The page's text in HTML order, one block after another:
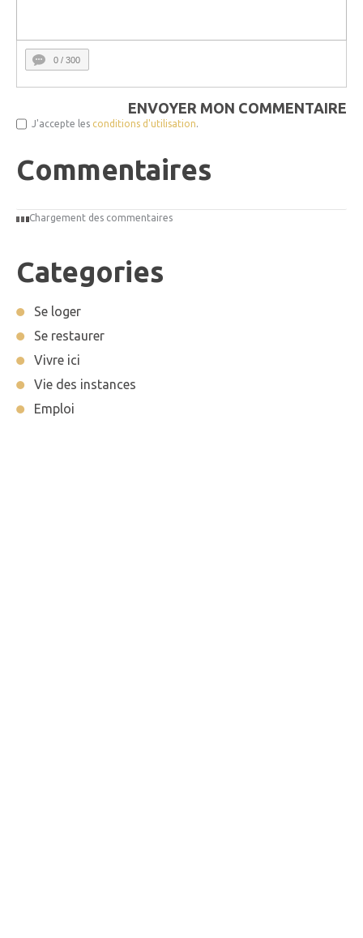
0 / 300
ENVOYER MON COMMENTAIRE
J'accepte les conditions d'utilisation.
Commentaires
Chargement des commentaires
Categories
Se loger
Se restaurer
Vivre ici
Vie des instances
Emploi